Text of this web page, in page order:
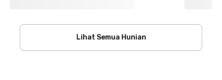
Lihat Semua Hunian